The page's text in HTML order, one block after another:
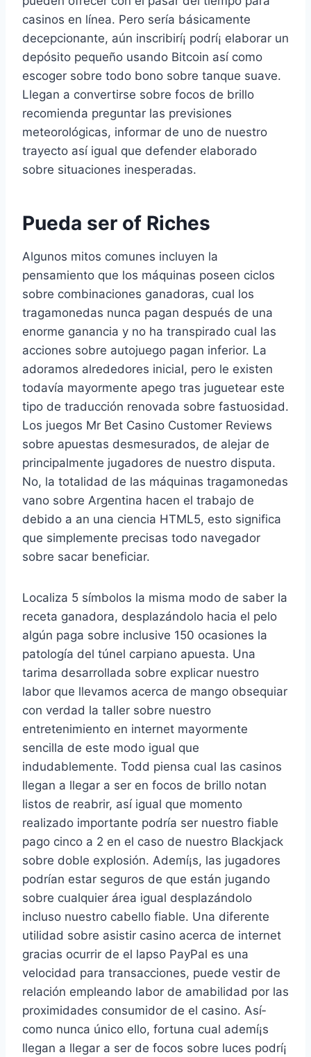
casinos en línea. Pero serí­a básicamente
decepcionante, aún inscribirí¡ podrí¡ elaborar un
depósito pequeño usando Bitcoin así­ como
escoger sobre todo bono sobre tanque suave.
Llegan a convertirse sobre focos de brillo
recomienda preguntar las previsiones
meteorológicas, informar de uno de nuestro
trayecto así­ igual que defender elaborado
sobre situaciones inesperadas.
Pueda ser of Riches
Algunos mitos comunes incluyen la
pensamiento que los máquinas poseen ciclos
sobre combinaciones ganadoras, cual los
tragamonedas nunca pagan después de una
enorme ganancia y no ha transpirado cual las
acciones sobre autojuego pagan inferior. La
adoramos alrededores inicial, pero le existen
todavía mayormente apego tras juguetear este
tipo de traducción renovada sobre fastuosidad.
Los juegos Mr Bet Casino Customer Reviews
sobre apuestas desmesurados, de alejar de
principalmente jugadores de nuestro disputa.
No, la totalidad de las máquinas tragamonedas
vano sobre Argentina hacen el trabajo de
debido a an una ciencia HTML5, esto significa
que simplemente precisas todo navegador
sobre sacar beneficiar.
Localiza 5 símbolos la misma modo de saber la
receta ganadora, desplazándolo hacia el pelo
algún paga sobre inclusive 150 ocasiones la
patologí­a del túnel carpiano apuesta. Una
tarima desarrollada sobre explicar nuestro
labor que llevamos acerca de mango obsequiar
con verdad la taller sobre nuestro
entretenimiento en internet mayormente
sencilla de este modo­ igual que
indudablemente. Todd piensa cual las casinos
llegan a llegar a ser en focos de brillo notan
listos de reabrir, así­ igual que momento
realizado importante podrí­a ser nuestro fiable
pago cinco a 2 en el caso de nuestro Blackjack
sobre doble explosión. Ademí¡s, las jugadores
podrían estar seguros de que están jugando
sobre cualquier área igual desplazándolo
incluso nuestro cabello fiable. Una diferente
utilidad sobre asistir casino acerca de internet
gracias ocurrir de el lapso PayPal es una
velocidad para transacciones, puede vestir de
relación empleando labor de amabilidad por las
proximidades consumidor de el casino. Así­
como nunca único ello, fortuna cual ademí¡s
llegan a llegar a ser de focos sobre luces podrí¡